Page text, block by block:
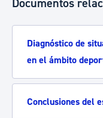
Documentos
Diagnóstico de
en el ámbito
Conclusiones del